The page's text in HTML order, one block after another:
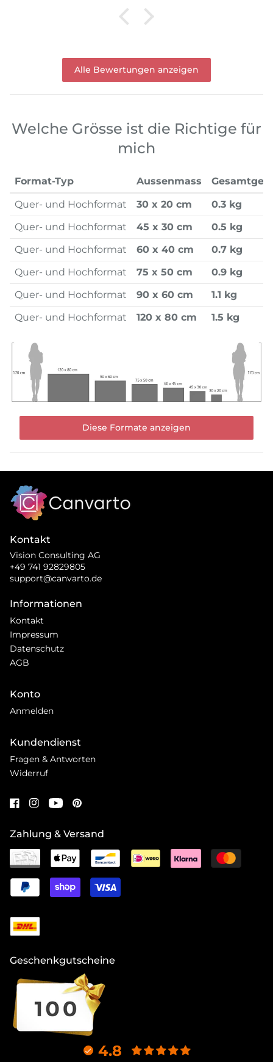
Alle Bewertungen anzeigen
Welche Grösse ist die Richtige für
mich
Format-Typ Aussenmass
Quer- und Hochformat
30 x 20 cm
0.3 kg
Quer- und Hochformat
45 x 30 cm
0.5 kg
Quer- und Hochformat
60 x 40 cm
0.7 kg
Quer- und Hochformat
75 x 50 cm
0.9 kg
Quer- und Hochformat
90 x 60 cm
1.1 kg
Quer- und Hochformat
120 x 80 cm 1.5 kg
Diese Formate anzeigen
Kontakt
Vision Consulting AG
+49 741 92829805
support@canvarto.de
Informationen
Kontakt
Impressum
Datenschutz
AGB
Konto
Anmelden
Kundendienst
Fragen & Antworten
Widerruf
Zahlung & Versand
Geschenkgutscheine
4.8